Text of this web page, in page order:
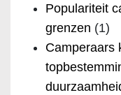
Populariteit
grenzen (1)
Camperaars